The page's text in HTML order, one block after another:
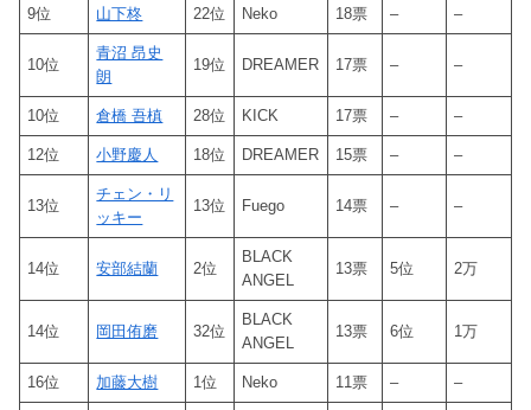
9位 山下柊 22位 Neko 18票 – –
10位
青沼 昂史
朗
19位 DREAMER 17票 – –
10位 倉橋 吾槙 28位 KICK 17票 – –
12位 小野慶人 18位 DREAMER 15票 – –
13位
チェン・リ
ッキー
13位 Fuego 14票 – –
14位 安部結蘭 2位
BLACK
ANGEL
13票 5位 2万
14位 岡田侑磨 32位
BLACK
ANGEL
13票 6位 1万
16位 加藤大樹 1位 Neko 11票 – –